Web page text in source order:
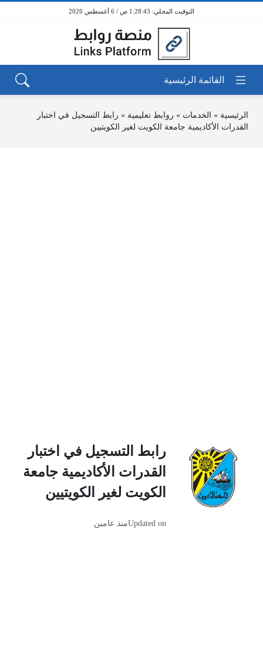
1:28:43 ص / 6 أغسطس 2026
الرئيسية » الخدمات » روابط تعليمية » رابط التسجيل في اختبار
القدرات الأكاديمية جامعة الكويت لغير الكويتيين
رابط التسجيل في اختبار
القدرات الأكاديمية جامعة
الكويت لغير الكويتيين
Updated onمنذ عامين